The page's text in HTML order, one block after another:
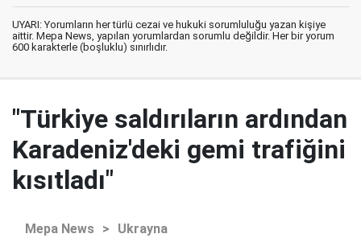
UYARI: Yorumların her türlü cezai ve hukuki sorumluluğu yazan kişiye
aittir. Mepa News, yapılan yorumlardan sorumlu değildir. Her bir yorum
600 karakterle (boşluklu) sınırlıdır.
"Türkiye saldırıların ardından
Karadeniz'deki gemi trafiğini
kısıtladı"
Mepa News > Ukrayna